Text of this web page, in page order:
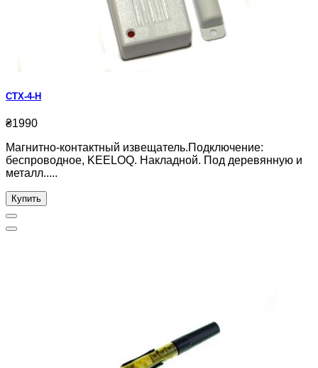
CTX-4-H
₴1990
Магнитно-контактный извещатель.Подключение:
беспроводное, KEELOQ. Накладной. Под деревянную и
металл.....
Купить